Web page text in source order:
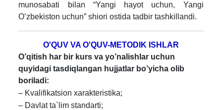
munosabati bilan “Yangi hayot uchun, Yangi
O’zbekiston uchun” shiori ostida tadbir tashkillandi.
O'QUV VA O'QUV-METODIK ISHLAR
O’qitish har bir kurs va yo’nalishlar uchun
quyidagi tasdiqlangan hujjatlar bo’yicha olib
boriladi:
– Kvalifikatsion xarakteristika;
– Davlat ta`lim standarti;